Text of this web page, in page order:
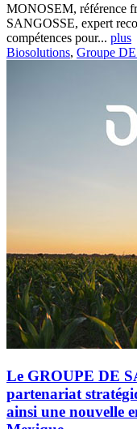
MONOSEM, référence
SANGOSSE, expert
compétences pour... plus
Biosolutions, Groupe
Le GROUPE DE
partenariat
ainsi une nouvelle